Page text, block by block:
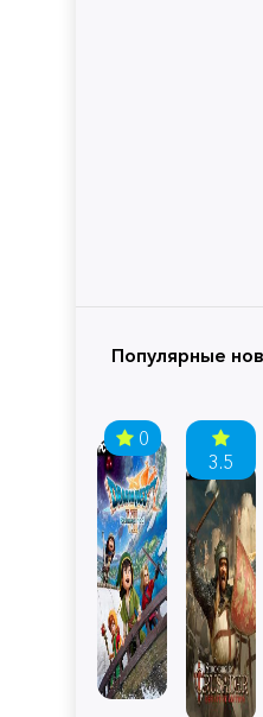
Популярные
0
3.5